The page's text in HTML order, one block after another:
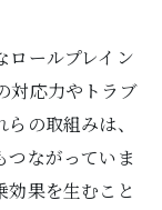
ロールプレイン
対応力やトラブ
の取組みは、
つながっていま
効果を生むこと